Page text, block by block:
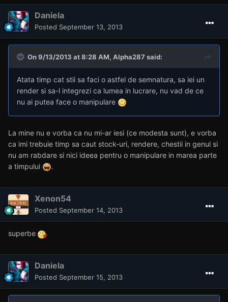
Thanks, thanks
! Si da, textul ala e nasol, era doar o cerere. Si de
manipulare.. mai vedem, nu prea le am cu astea >.<.
Atata timp cat stii sa faci o astfel de semnatura, sa iei un render
si sa-l integrezi ca lumea in lucrare, nu vad de ce nu ai putea
face o manipulare
PostedSeptember 13, 2013
On 9/13/2013 at 8:28 AM, Alpha287 said:
Atata timp cat stii sa faci o astfel de semnatura, sa iei un
render si sa-l integrezi ca lumea in lucrare, nu vad de ce
nu ai putea face o manipulare
La mine nu e vorba ca nu mi-ar iesi (ce modesta sunt), e vorba
nu am rabdare si nici ideea pentru o manipulare in marea parte
a timpului
.